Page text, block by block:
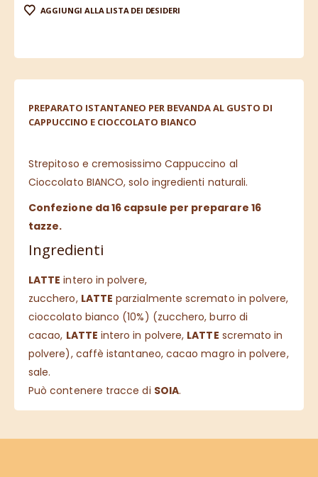
AGGIUNGI ALLA LISTA DEI DESIDERI
PREPARATO ISTANTANEO PER BEVANDA AL GUSTO DI
CAPPUCCINO E CIOCCOLATO BIANCO
Strepitoso e cremosissimo Cappuccino al
Cioccolato BIANCO, solo ingredienti naturali.
Confezione da 16 capsule per preparare 16
tazze.
Ingredienti
LATTE intero in polvere,
zucchero, LATTE parzialmente scremato in polvere,
cioccolato bianco (10%) (zucchero, burro di
cacao, LATTE intero in polvere, LATTE scremato in
polvere), caffè istantaneo, cacao magro in polvere,
sale.
Può contenere tracce di SOIA.